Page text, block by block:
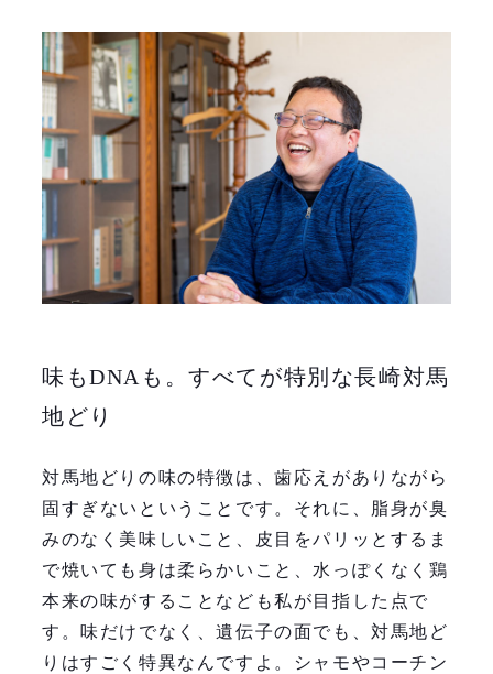
味もDNAも。すべてが特別な長崎対馬
地どり
対馬地どりの味の特徴は、歯応えがありながら
固すぎないということです。それに、脂身が臭
みのなく美味しいこと、皮目をパリッとするま
で焼いても身は柔らかいこと、水っぽくなく鶏
本来の味がすることなども私が目指した点で
す。味だけでなく、遺伝子の面でも、対馬地ど
りはすごく特異なんですよ。シャモやコーチン